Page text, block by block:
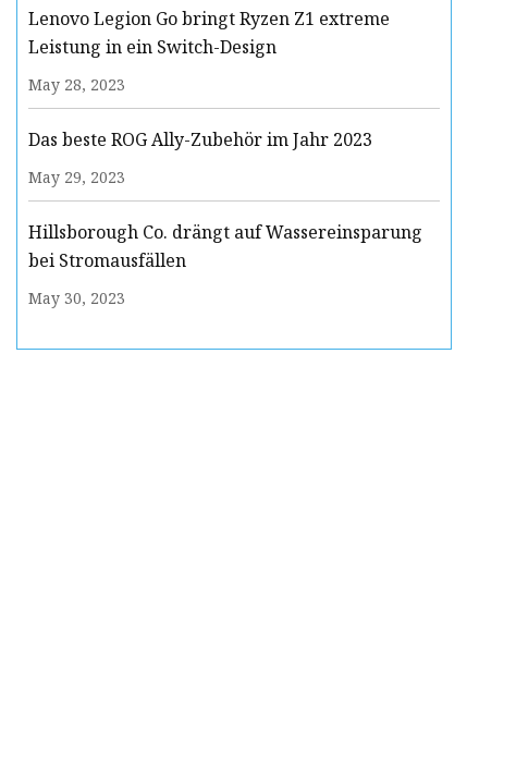
Lenovo Legion Go bringt Ryzen Z1 extreme
Leistung in ein Switch-Design
May 28, 2023
Das beste ROG Ally-Zubehör im Jahr 2023
May 29, 2023
Hillsborough Co. drängt auf Wassereinsparung
bei Stromausfällen
May 30, 2023